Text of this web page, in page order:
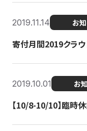
2019.11.14 お
寄付月間2019クラ
2019.10.01 お
【10/8-10/10】臨時